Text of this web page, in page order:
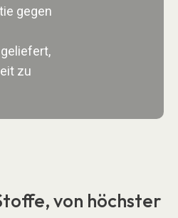
gegen
zu
von höchster